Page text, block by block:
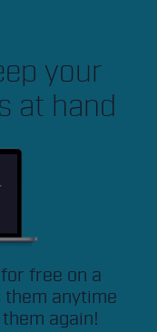
your
at hand
free on a
anytime
again!